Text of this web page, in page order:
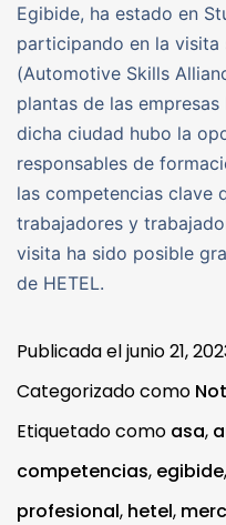
Egibide, ha estado en
participando en la
(Automotive Skills
plantas de las
dicha ciudad hubo la
responsables de
las competencias clave
trabajadores y
visita ha sido posible
de HETEL.
Publicada eljunio 21,
Categorizado como
Etiquetado como asa,
competencias, egibide,
profesional, hetel,